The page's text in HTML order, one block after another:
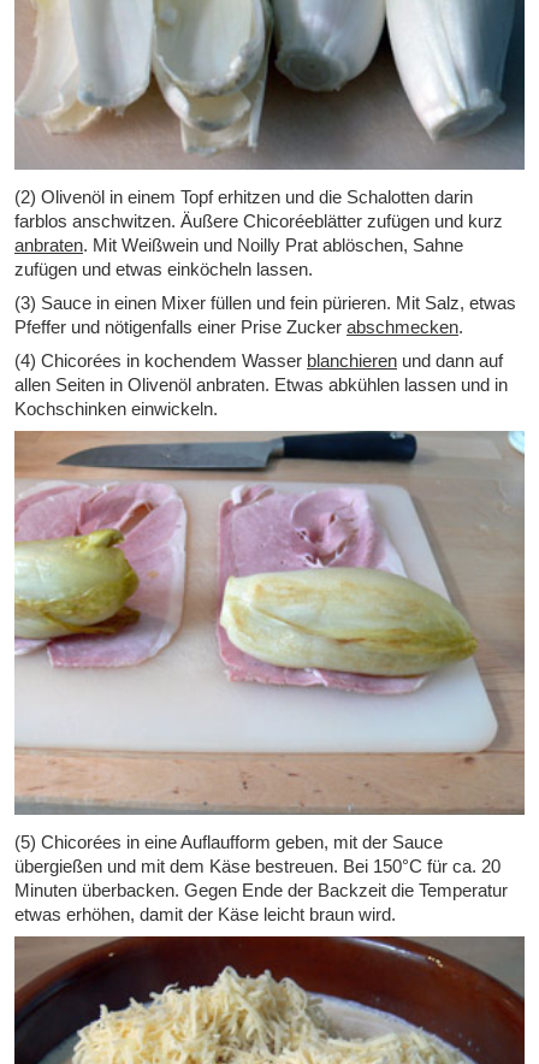
(2) Olivenöl in einem Topf erhitzen und die Schalotten darin
farblos anschwitzen. Äußere Chicoréeblätter zufügen und kurz
anbraten. Mit Weißwein und Noilly Prat ablöschen, Sahne
zufügen und etwas einköcheln lassen.
(3) Sauce in einen Mixer füllen und fein pürieren. Mit Salz, etwas
Pfeffer und nötigenfalls einer Prise Zucker abschmecken.
(4) Chicorées in kochendem Wasser blanchieren und dann auf
allen Seiten in Olivenöl anbraten. Etwas abkühlen lassen und in
Kochschinken einwickeln.
(5) Chicorées in eine Auflaufform geben, mit der Sauce
übergießen und mit dem Käse bestreuen. Bei 150°C für ca. 20
Minuten überbacken. Gegen Ende der Backzeit die Temperatur
etwas erhöhen, damit der Käse leicht braun wird.